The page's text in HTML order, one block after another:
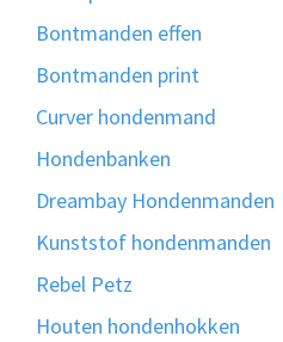
Bontmanden effen
Bontmanden print
Curver hondenmand
Hondenbanken
Dreambay Hondenmanden
Kunststof hondenmanden
Rebel Petz
Houten hondenhokken